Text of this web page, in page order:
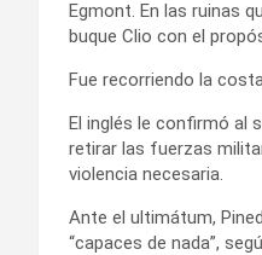
Egmont. En las ruinas
buque Clio con el
Fue recorriendo la
El inglés le confirmó al
retirar las fuerzas
violencia necesaria.
Ante el ultimátum,
“capaces de nada”,